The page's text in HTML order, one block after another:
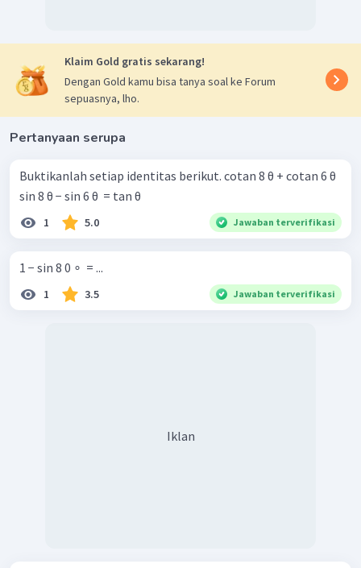
Klaim Gold gratis sekarang!
Dengan Gold kamu bisa tanya soal ke Forum
sepuasnya, lho.
Pertanyaan serupa
Buktikanlah setiap identitas berikut. cotan 8 θ + cotan 6 θ
sin 8 θ − sin 6 θ ​ = tan θ
1 5.0 Jawaban terverifikasi
1 − sin 8 0 ∘ ​ = ...
1 3.5 Jawaban terverifikasi
Iklan